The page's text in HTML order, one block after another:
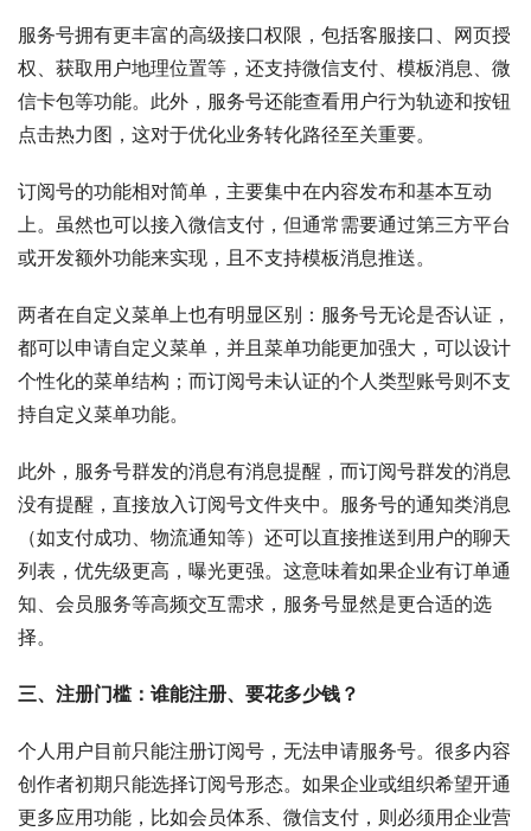
服务号拥有更丰富的高级接口权限，包括客服接口、网页授
权、获取用户地理位置等，还支持微信支付、模板消息、微
信卡包等功能。此外，服务号还能查看用户行为轨迹和按钮
点击热力图，这对于优化业务转化路径至关重要。
订阅号的功能相对简单，主要集中在内容发布和基本互动
上。虽然也可以接入微信支付，但通常需要通过第三方平台
或开发额外功能来实现，且不支持模板消息推送。
两者在自定义菜单上也有明显区别：服务号无论是否认证，
都可以申请自定义菜单，并且菜单功能更加强大，可以设计
个性化的菜单结构 ；而订阅号未认证的个人类型账号则不支
持自定义菜单功能。
此外，服务号群发的消息有消息提醒，而订阅号群发的消息
没有提醒，直接放入订阅号文件夹中。服务号的通知类消息
（如支付成功、物流通知等）还可以直接推送到用户的聊天
列表，优先级更高，曝光更强。这意味着如果企业有订单通
知、会员服务等高频交互需求，服务号显然是更合适的选
择。
三、注册门槛：谁能注册、要花多少钱？
个人用户目前只能注册订阅号，无法申请服务号。很多内容
创作者初期只能选择订阅号形态。如果企业或组织希望开通
更多应用功能，比如会员体系、微信支付，则必须用企业营